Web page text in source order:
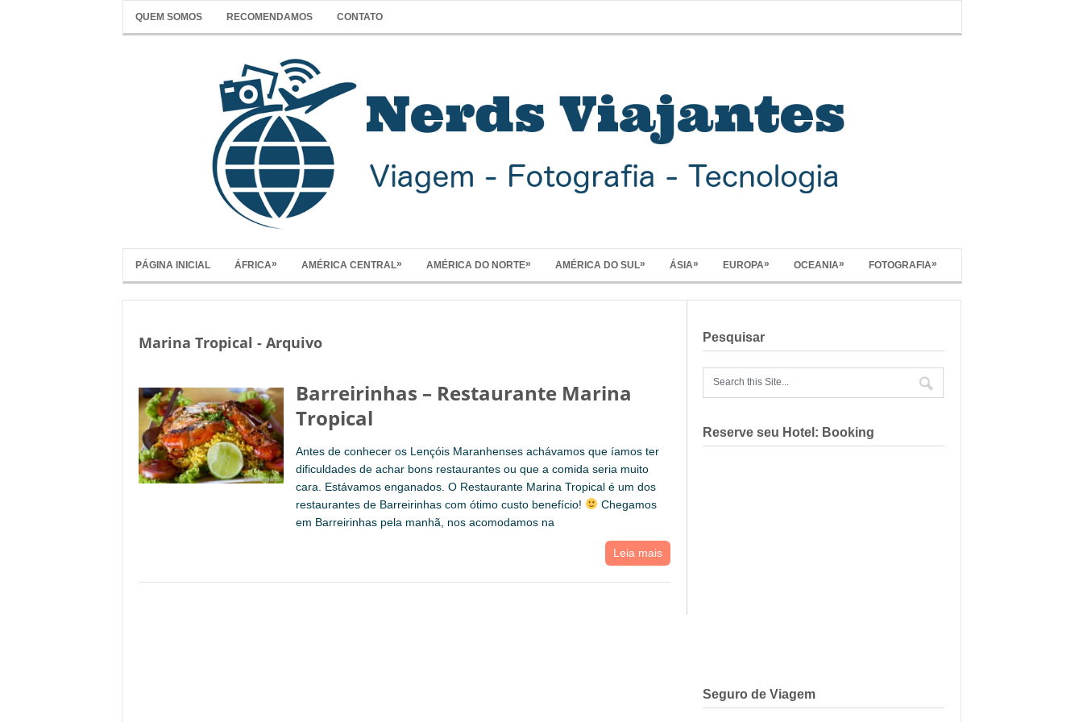
QUEM SOMOS RECOMENDAMOS CONTATO
PÁGINA INICIAL ÁFRICA» AMÉRICA CENTRAL» AMÉRICA DO NORTE» AMÉRICA DO SUL» ÁSIA» EUROPA» OCEANIA» FOTOGRAFIA»
Marina Tropical - Arquivo
Barreirinhas – Restaurante Marina
Tropical
Antes de conhecer os Lençóis Maranhenses achávamos que íamos ter
dificuldades de achar bons restaurantes ou que a comida seria muito
cara. Estávamos enganados. O Restaurante Marina Tropical é um dos
restaurantes de Barreirinhas com ótimo custo benefício!
Chegamos
em Barreirinhas pela manhã, nos acomodamos na
Leia mais
Pesquisar
Reserve seu Hotel: Booking
Seguro de Viagem